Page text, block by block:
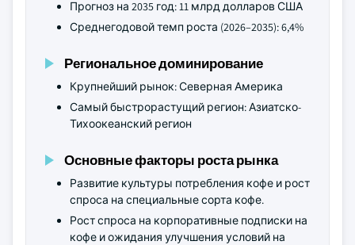
Прогноз на 2035 год: 11 млрд долларов США
Среднегодовой темп роста (2026–2035): 6,4%
Региональное доминирование
Крупнейший рынок: Северная Америка
Самый быстрорастущий регион: Азиатско-
Тихоокеанский регион
Основные факторы роста рынка
Развитие культуры потребления кофе и рост
спроса на специальные сорта кофе.
Рост спроса на корпоративные подписки на
кофе и ожидания улучшения условий на